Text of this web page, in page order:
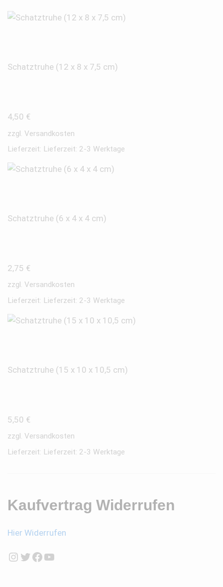
Schatztruhe (12 x 8 x 7,5 cm)
4,50 €
zzgl. Versandkosten
Lieferzeit: Lieferzeit: 2-3 Werktage
Schatztruhe (6 x 4 x 4 cm)
2,75 €
zzgl. Versandkosten
Lieferzeit: Lieferzeit: 2-3 Werktage
Schatztruhe (15 x 10 x 10,5 cm)
5,50 €
zzgl. Versandkosten
Lieferzeit: Lieferzeit: 2-3 Werktage
Kaufvertrag Widerrufen
Hier Widerrufen
Instagram
Twitter
Facebook
YouTube